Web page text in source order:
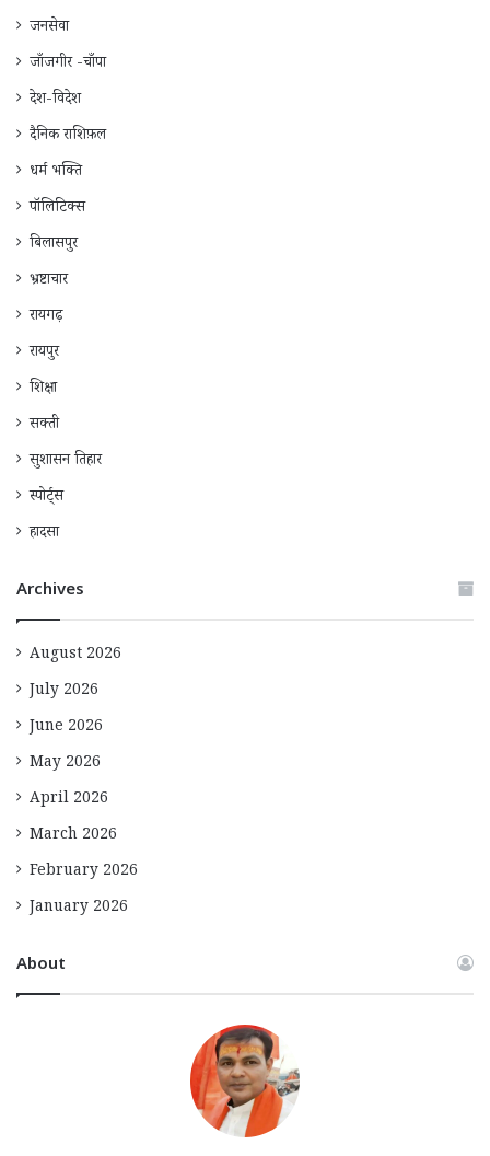
जनसेवा
जाँजगीर -चाँपा
देश-विदेश
दैनिक राशिफ़ल
धर्म भक्ति
पॉलिटिक्स
बिलासपुर
भ्रष्टाचार
रायगढ़
रायपुर
शिक्षा
सक्ती
सुशासन तिहार
स्पोर्ट्स
हादसा
Archives
August 2026
July 2026
June 2026
May 2026
April 2026
March 2026
February 2026
January 2026
About